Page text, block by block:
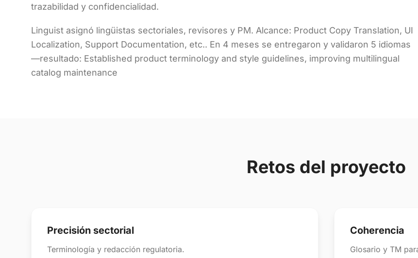
trazabilidad y confidencialidad.
Linguist asignó lingüistas sectoriales, revisores y PM. Alcance: Product Copy Translation, UI
Localization, Support Documentation, etc.. En 4 meses se entregaron y validaron 5 idiomas
—resultado: Established product terminology and style guidelines, improving multilingual
catalog maintenance
Retos del proyecto
Precisión sectorial
Terminología y redacción regulatoria.
Coherencia
Glosario y TM